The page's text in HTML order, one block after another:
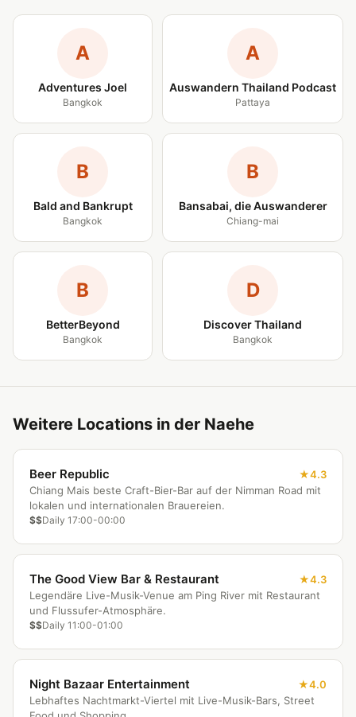
A
Adventures Joel
Bangkok
A
Auswandern Thailand Podcast
Pattaya
B
Bald and Bankrupt
Bangkok
B
Bansabai, die Auswanderer
Chiang-mai
B
BetterBeyond
Bangkok
D
Discover Thailand
Bangkok
Weitere Locations in der Naehe
Beer Republic
4.3
Chiang Mais beste Craft-Bier-Bar auf der Nimman Road mit
lokalen und internationalen Brauereien.
$$Daily 17:00-00:00
The Good View Bar & Restaurant
4.3
Legendäre Live-Musik-Venue am Ping River mit Restaurant
und Flussufer-Atmosphäre.
$$Daily 11:00-01:00
Night Bazaar Entertainment
4.0
Lebhaftes Nachtmarkt-Viertel mit Live-Musik-Bars, Street